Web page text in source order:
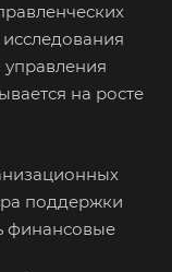
на росте
поддержки
финансовые